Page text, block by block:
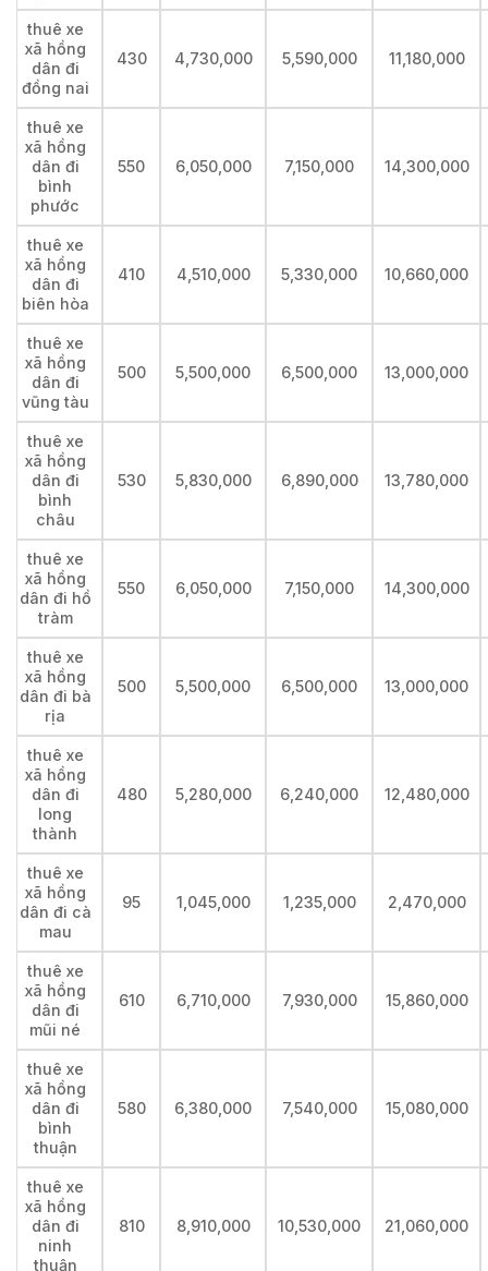
thuê xe
xã hồng
dân đi
đồng nai
430 4,730,000 5,590,000 11,180,000
thuê xe
xã hồng
dân đi
bình
phước
550 6,050,000 7,150,000 14,300,000
thuê xe
xã hồng
dân đi
biên hòa
410 4,510,000 5,330,000 10,660,000
thuê xe
xã hồng
dân đi
vũng tàu
500 5,500,000 6,500,000 13,000,000
thuê xe
xã hồng
dân đi
bình
châu
530 5,830,000 6,890,000 13,780,000
thuê xe
xã hồng
dân đi hồ
tràm
550 6,050,000 7,150,000 14,300,000
thuê xe
xã hồng
dân đi bà
rịa
500 5,500,000 6,500,000 13,000,000
thuê xe
xã hồng
dân đi
long
thành
480 5,280,000 6,240,000 12,480,000
thuê xe
xã hồng
dân đi cà
mau
95 1,045,000 1,235,000 2,470,000
thuê xe
xã hồng
dân đi
mũi né
610 6,710,000 7,930,000 15,860,000
thuê xe
xã hồng
dân đi
bình
thuận
580 6,380,000 7,540,000 15,080,000
thuê xe
xã hồng
dân đi
ninh
thuận
810 8,910,000 10,530,000 21,060,000